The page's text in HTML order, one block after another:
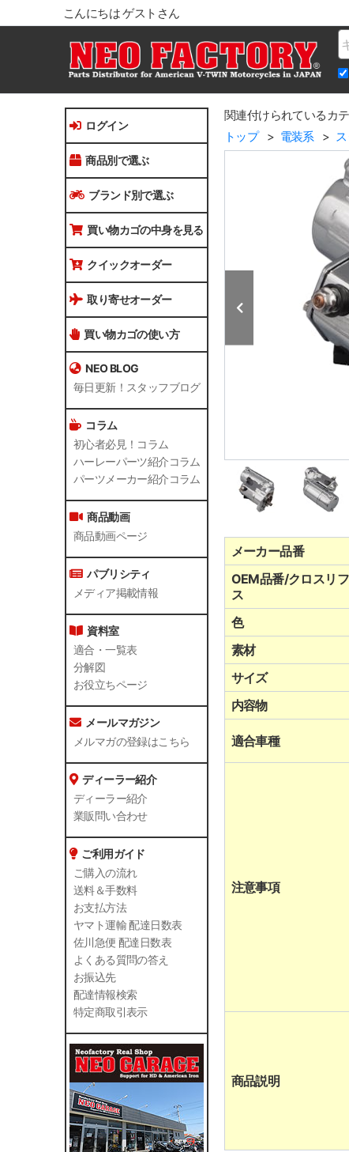
こんにちは ゲストさん
ログイン
商品別で選ぶ
ブランド別で選ぶ
買い物カゴの中身を見る
クイックオーダー
取り寄せオーダー
買い物カゴの使い方
NEO BLOG
毎日更新！スタッフブログ
コラム
初心者必見！コラム
ハーレーパーツ紹介コラム
パーツメーカー紹介コラム
商品動画
商品動画ページ
パブリシティ
メディア掲載情報
資料室
適合・一覧表
分解図
お役立ちページ
メールマガジン
メルマガの登録はこちら
ディーラー紹介
ディーラー紹介
業販問い合わせ
ご利用ガイド
ご購入の流れ
送料＆手数料
お支払方法
ヤマト運輸 配達日数表
佐川急便 配達日数表
よくある質問の答え
お振込先
配達情報検索
特定商取引表示
関連付けられているカ
トップ
電装系
メーカー品番
OEM品番/クロスリ
ス
色
素材
サイズ
内容物
適合車種
注意事項
商品説明